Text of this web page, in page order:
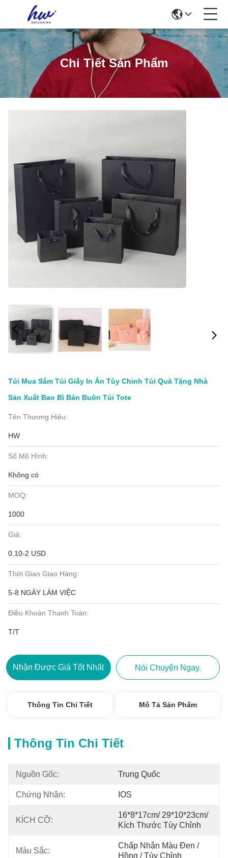
Chi Tiết Sản Phẩm
Túi Mua Sắm Túi Giấy In Ấn Tùy Chỉnh Túi Quà Tặng Nhà
Sản Xuất Bao Bì Bán Buôn Túi Tote
Tên Thương Hiệu:
HW
Số Mô Hình:
Không có
MOQ:
1000
Giá:
0.10-2 USD
Thời Gian Giao Hàng:
5-8 NGÀY LÀM VIỆC
Điều Khoản Thanh Toán:
T/T
Nhận Được Giá Tốt Nhất Nói Chuyện Ngay.
Thông Tin Chi Tiết Mô Tả Sản Phẩm
Thông Tin Chi Tiết
Nguồn Gốc: Trung Quốc
Chứng Nhận: IOS
KÍCH CỠ:
16*8*17cm/ 29*10*23cm/
Kích Thước Tùy Chỉnh
Màu Sắc:
Chấp Nhận Màu Đen /
Hồng / Tùy Chỉnh